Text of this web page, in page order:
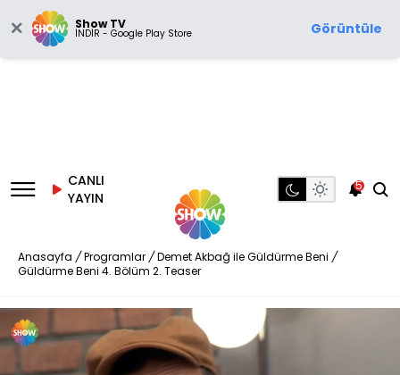
Show TV
İNDİR - Google Play Store Görüntüle
CANLI
YAYIN
5
Anasayfa / Programlar / Demet Akbağ ile Güldürme Beni /
Güldürme Beni 4. Bölüm 2. Teaser